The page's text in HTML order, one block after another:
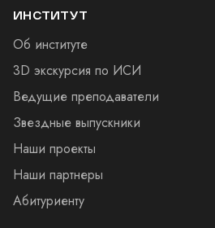
ИНСТИТУТ
Об институте
3D экскурсия по ИСИ
Ведущие преподаватели
Звездные выпускники
Наши проекты
Наши партнеры
Абитуриенту